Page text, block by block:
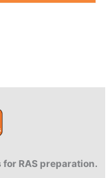
RAS preparation.